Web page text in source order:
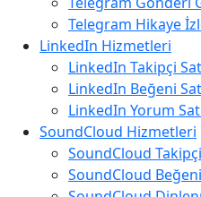
Telegram Hikaye
LinkedIn Hizmetleri
LinkedIn Takipçi
LinkedIn Beğeni
LinkedIn Yorum
SoundCloud Hizmetleri
SoundCloud
SoundCloud Beğeni